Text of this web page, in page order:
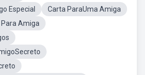
Especial
Carta ParaUma Amiga
Amiga